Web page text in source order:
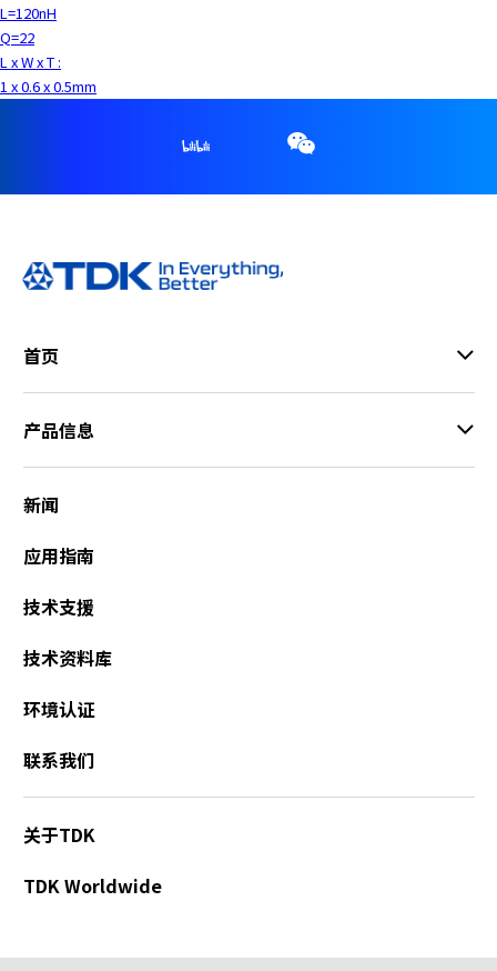
L=120nH
Q=22
L x W x T :
1 x 0.6 x 0.5mm
首页
产品信息
新闻
应用指南
技术支援
技术资料库
环境认证
联系我们
关于TDK
TDK Worldwide